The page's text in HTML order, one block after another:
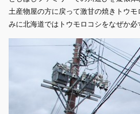
土産物屋の方に戻って激甘の焼きトウ
みに北海道ではトウモロコシをなぜか必